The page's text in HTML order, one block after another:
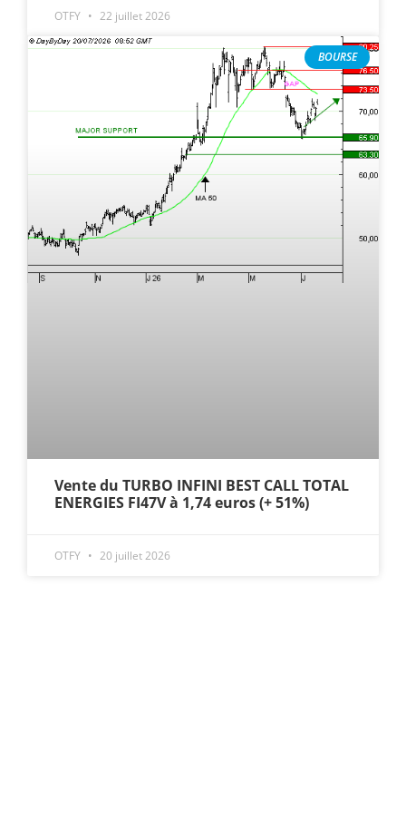
OTFY 22 juillet 2026
BOURSE
Vente du TURBO INFINI BEST CALL TOTAL
ENERGIES FI47V à 1,74 euros (+ 51%)
OTFY 20 juillet 2026